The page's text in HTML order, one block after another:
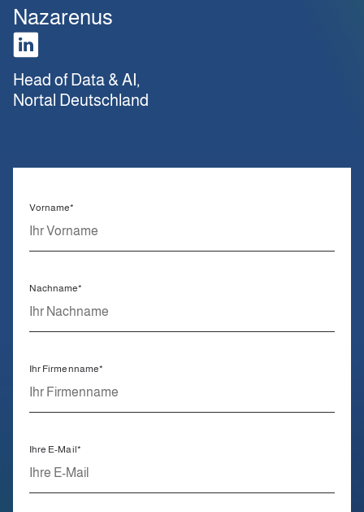
Nazarenus
Head of Data & AI,
Nortal Deutschland
Vorname*
Nachname*
Ihr Firmenname*
Ihre E-Mail*